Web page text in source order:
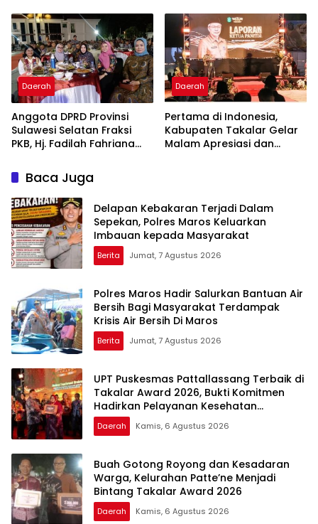
Pelayanan Kesehatan
Berkualitas
2026
Daerah
Anggota DPRD Provinsi
Sulawesi Selatan Fraksi
PKB, Hj. Fadilah Fahriana
Takalar Menyalakan
Lentera Pengabdian
Melalui Malam Apresiasi
dan Inovasi Award 2026
Daerah
Pertama di Indonesia,
Kabupaten Takalar Gelar
Malam Apresiasi dan
Baca Juga
Delapan Kebakaran Terjadi Dalam
Sepekan, Polres Maros Keluarkan
Imbauan kepada Masyarakat
Berita Jumat, 7 Agustus 2026
Polres Maros Hadir Salurkan Bantuan Air
Bersih Bagi Masyarakat Terdampak
Krisis Air Bersih Di Maros
Berita Jumat, 7 Agustus 2026
UPT Puskesmas Pattallassang Terbaik di
Takalar Award 2026, Bukti Komitmen
Hadirkan Pelayanan Kesehatan
Berkualitas
Daerah Kamis, 6 Agustus 2026
Buah Gotong Royong dan Kesadaran
Warga, Kelurahan Patte’ne Menjadi
Bintang Takalar Award 2026
Daerah Kamis, 6 Agustus 2026